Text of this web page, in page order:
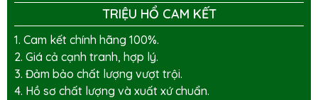
TRIỆU HỔ CAM KẾT
1. Cam kết chính hãng 100%.
2. Giá cả cạnh tranh, hợp lý.
3. Đảm bảo chất lượng vượt trội.
4. Hồ sơ chất lượng và xuất xứ chuẩn.